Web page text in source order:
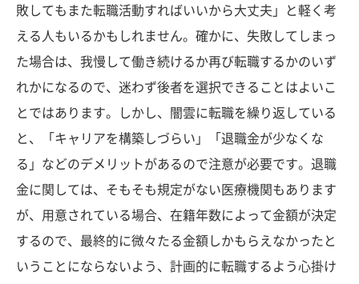
敗してもまた転職活動すればいいから大丈夫」と軽く考
える人もいるかもしれません。確かに、失敗してしまっ
た場合は、我慢して働き続けるか再び転職するかのいず
れかになるので、迷わず後者を選択できることはよいこ
とではあります。しかし、闇雲に転職を繰り返している
と、「キャリアを構築しづらい」「退職金が少なくな
る」などのデメリットがあるので注意が必要です。退職
金に関しては、そもそも規定がない医療機関もあります
が、用意されている場合、在籍年数によって金額が決定
するので、最終的に微々たる金額しかもらえなかったと
いうことにならないよう、計画的に転職するよう心掛け